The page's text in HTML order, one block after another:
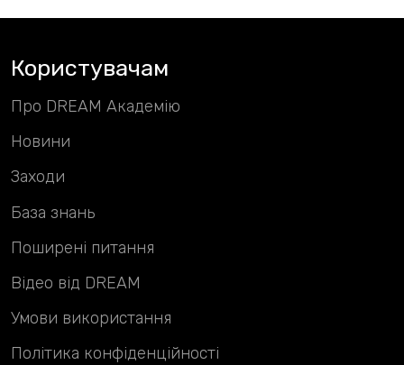
Користувачам
Про DREAM Академію
Новини
Умови використання
Політика конфіденційності
Заходи
База знань
Поширені питання
Відео від DREAM